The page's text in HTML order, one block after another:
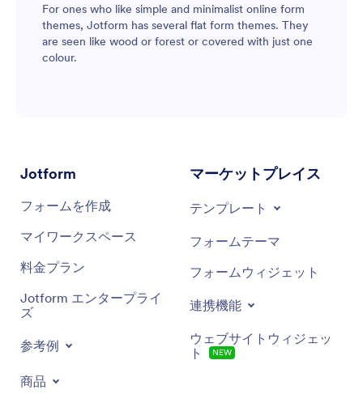
For ones who like simple and minimalist online form
themes, Jotform has several flat form themes. They
are seen like wood or forest or covered with just one
colour.
Jotform
フォームを作成
マイワークスペース
料金プラン
Jotform エンタープライ
ズ
参考例
商品
マーケットプレイス
テンプレート
フォームテーマ
フォームウィジェット
連携機能
ウェブサイトウィジェッ
ト
NEW